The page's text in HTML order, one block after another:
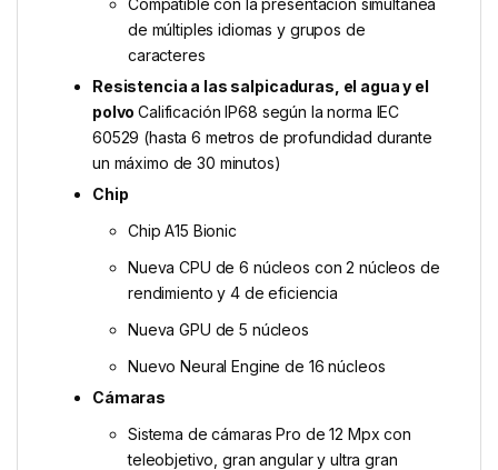
de múltiples idiomas y grupos de
caracteres
Resistencia a las salpicaduras, el agua y el
polvoCalificación IP68 según la norma IEC
60529 (hasta 6 metros de profundidad durante
un máximo de 30 minutos)
Chip
Chip A15 Bionic
Nueva CPU de 6 núcleos con 2 núcleos de
rendimiento y 4 de eficiencia
Nueva GPU de 5 núcleos
Nuevo Neural Engine de 16 núcleos
Cámaras
Sistema de cámaras Pro de 12 Mpx con
teleobjetivo, gran angular y ultra gran